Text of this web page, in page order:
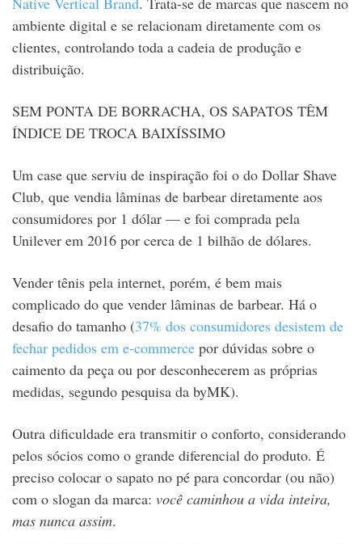
ambiente digital e se relacionam diretamente com os
clientes, controlando toda a cadeia de produção e
distribuição.
SEM PONTA DE BORRACHA, OS SAPATOS TÊM
ÍNDICE DE TROCA BAIXÍSSIMO
Um case que serviu de inspiração foi o do Dollar Shave
Club, que vendia lâminas de barbear diretamente aos
consumidores por 1 dólar — e foi comprada pela
Unilever em 2016 por cerca de 1 bilhão de dólares.
Vender tênis pela internet, porém, é bem mais
complicado do que vender lâminas de barbear. Há o
desafio do tamanho (37% dos consumidores desistem de
fechar pedidos em e-commerce por dúvidas sobre o
caimento da peça ou por desconhecerem as próprias
medidas, segundo pesquisa da byMK).
Outra dificuldade era transmitir o conforto, considerando
pelos sócios como o grande diferencial do produto. É
preciso colocar o sapato no pé para concordar (ou não)
com o slogan da marca: você caminhou a vida inteira,
mas nunca assim.